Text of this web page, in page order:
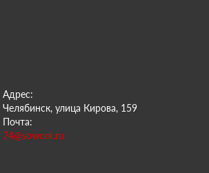
Адрес:
Челябинск, улица Кирова, 159
Почта:
74@sowork.ru